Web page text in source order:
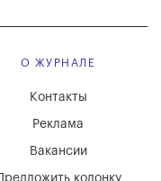
О ЖУРНАЛЕ
Вакансии
Реклама
Контакты
Предложить колонку